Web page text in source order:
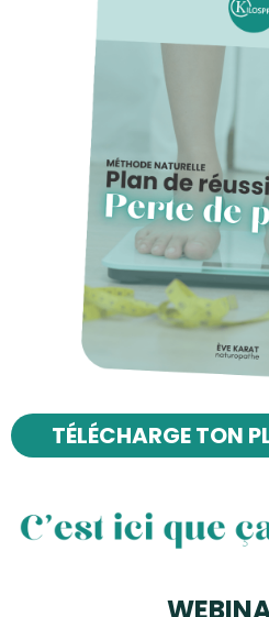
TÉLÉCHARGE TON